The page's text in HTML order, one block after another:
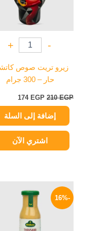
-
+
زيرو تريت صوص
حار – 300 جرام
210EGP
174 EGP
إضافة إلى السلة
اشتري الآن
-16%
الأصلي
250 EGP.